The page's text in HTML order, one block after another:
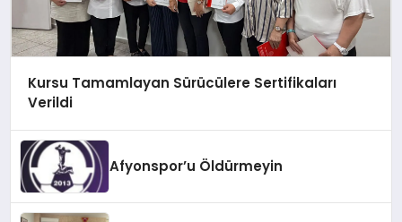
Kursu Tamamlayan Sürücülere Sertifikaları
Verildi
Afyonspor’u Öldürmeyin